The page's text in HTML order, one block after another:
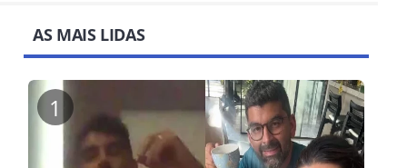
AS MAIS LIDAS
1